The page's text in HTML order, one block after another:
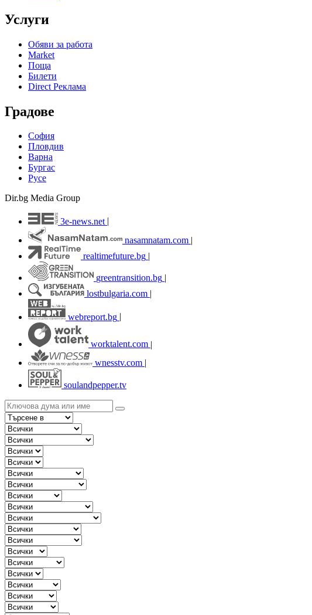
Услуги
Обяви за работа
Market
Поща
Билети
Direct Реклама
Градове
София
Пловдив
Варна
Бургас
Русе
Dir.bg Media Group
3e-news.net
nasamnatam.com |
realtimefuture.bg |
greentransition.bg |
lostbulgaria.com |
webreport.bg
worktalent.com |
wnesstv.com |
soulandpepper.tv